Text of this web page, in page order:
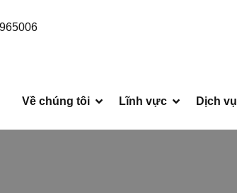
Về chúng tôi Lĩnh vực Dịch vụ